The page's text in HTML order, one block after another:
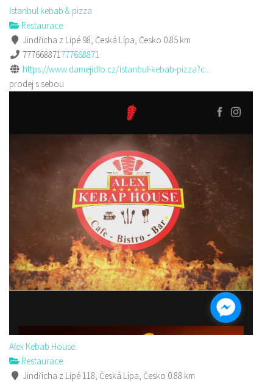
Istanbul kebab & pizza
Restaurace
Jindřicha z Lipé 98, Česká Lípa, Česko 0.85 km
777668871777668871
https://www.damejidlo.cz/istanbul-kebab-pizza?c...
prodej s sebou
Alex Kebab House
Restaurace
Jindřicha z Lipé 118, Česká Lípa, Česko 0.88 km